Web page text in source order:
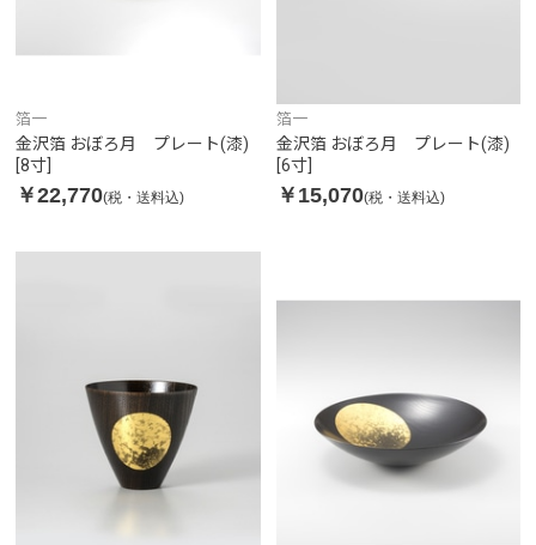
箔一
金沢箔 おぼろ月 プレート(漆)
[8寸]
￥22,770(税・送料込)
箔一
金沢箔 おぼろ月 プレート(漆)
[6寸]
￥15,070(税・送料込)